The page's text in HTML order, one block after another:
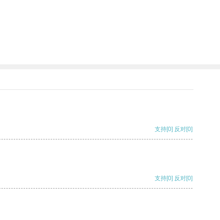
支持[0] 反对[0]
支持[0] 反对[0]